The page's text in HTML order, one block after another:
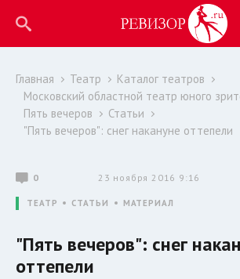
Главная Театр
Каталог театров
Московский областной театр юного
Пять вечеров
Статьи
"Пять вечеров": снег накануне оттепели
0 23 ноября 2016 9:16
ТЕАТР СТАТЬИ МАТЕРИАЛ
"Пять вечеров": снег
оттепели